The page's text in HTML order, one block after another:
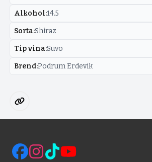
Alkohol:14.5
Sorta:Shiraz
Tip vina:Suvo
Brend:Podrum Erdevik